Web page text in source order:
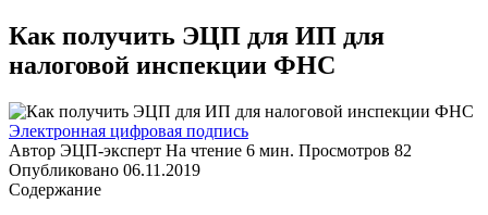
Как получить ЭЦП для ИП для
налоговой инспекции ФНС
Электронная цифровая подпись
Автор ЭЦП-эксперт На чтение 6 мин. Просмотров 82
Опубликовано 06.11.2019
Содержание